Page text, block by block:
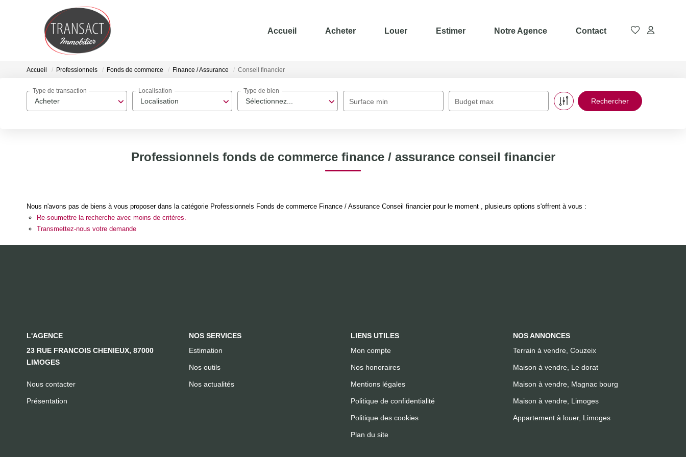
Accueil Acheter Louer Estimer Notre Agence Contact
Accueil Professionnels Fonds de commerce Finance / Assurance Conseil financier
Acheter
Type de transaction
Localisation
Localisation
Sélectionnez...
Type de bien
Surface min Budget max
Professionnels fonds de commerce finance / assurance conseil financier
Nous n'avons pas de biens à vous proposer dans la catégorie Professionnels Fonds de commerce Finance / Assurance Conseil financier pour le moment , plusieurs options s'offrent à vous :
Re-soumettre la recherche avec moins de critères.
Transmettez-nous votre demande
L'AGENCE
23 RUE FRANCOIS CHENIEUX, 87000
LIMOGES
Nous contacter
Présentation
NOS SERVICES
Estimation
Nos outils
Nos actualités
LIENS UTILES
Mon compte
Nos honoraires
Mentions légales
Politique de confidentialité
Politique des cookies
Plan du site
NOS ANNONCES
Terrain à vendre, Couzeix
Maison à vendre, Le dorat
Maison à vendre, Magnac bourg
Maison à vendre, Limoges
Appartement à louer, Limoges